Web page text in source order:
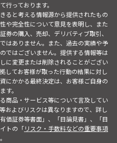
行っております。
ると考える情報源から提供されたもの
や完全性について意見を表明し、また
の購入、売却、デリバティブ取引、
はありません。また、過去の実績や予
ではございません。提供する情報等は
に変更または削除されることがござい
してお客様が取った行動の結果に対し
にかかる最終決定は、お客様ご自身の
す。
商品・サービス等について言及してい
およびリスクは異なりますので、詳し
価証券等書面」、「目論見書」、「目
トの「リスク・手数料などの重要事項